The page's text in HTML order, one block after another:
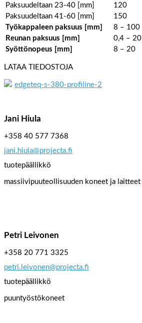
Paksuudeltaan 23-40 [mm]
120
Paksuudeltaan 41-60 [mm]
150
Työkappaleen paksuus [mm]
8 – 100
Reunan paksuus [mm]
0,4 – 20
Syöttönopeus [mm]
8 – 20
LATAA TIEDOSTOJA
edgeteq-s-380-profiline-2
Jani Hiula
+358 40 577 7368
jani.hiula@projecta.fi
tuotepäällikkö
massiivipuuteollisuuden koneet ja laitteet
Petri Leivonen
+358 20 771 3325
petri.leivonen@projecta.fi
tuotepäällikkö
puuntyöstökoneet